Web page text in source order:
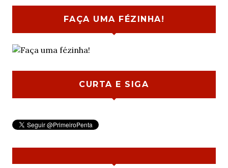
FAÇA UMA FÉZINHA!
CURTA E SIGA